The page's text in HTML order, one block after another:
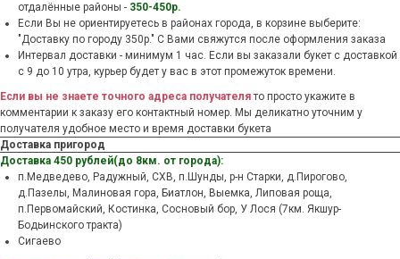
отдалённые районы - 350-450р.
Если Вы не ориентируетесь в районах города, в корзине выберите:
"Доставку по городу 350р." С Вами свяжутся после оформления заказа
Интервал доставки - минимум 1 час. Если вы заказали букет с доставкой
с 9 до 10 утра, курьер будет у вас в этот промежуток времени.
Если вы не знаете точного адреса получателя то просто укажите в
комментарии к заказу его контактный номер. Мы деликатно уточним у
получателя удобное место и время доставки букета
Доставка пригород
Доставка 450 рублей(до 8км. от города):
п.Медведево, Радужный, СХВ, п.Шунды, р-н Старки, д.Пирогово,
д.Пазелы, Малиновая гора, Биатлон, Выемка, Липовая роща,
п.Первомайский, Костинка, Сосновый бор, У Лося (7км. Якшур-
Бодьинского тракта)
Сигаево